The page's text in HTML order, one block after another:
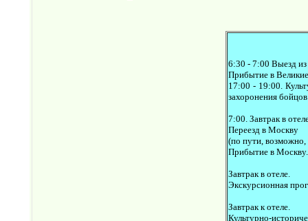
6:30 - 7:00 Выезд из
Прибытие в
17:00 - 19:00.
захоронения
7:00. Завтрак в
Переезд в Москву
(по пути,
Прибытие в
Завтрак в отеле.
Экскурсионная
Завтрак к отеле.
Культурно-